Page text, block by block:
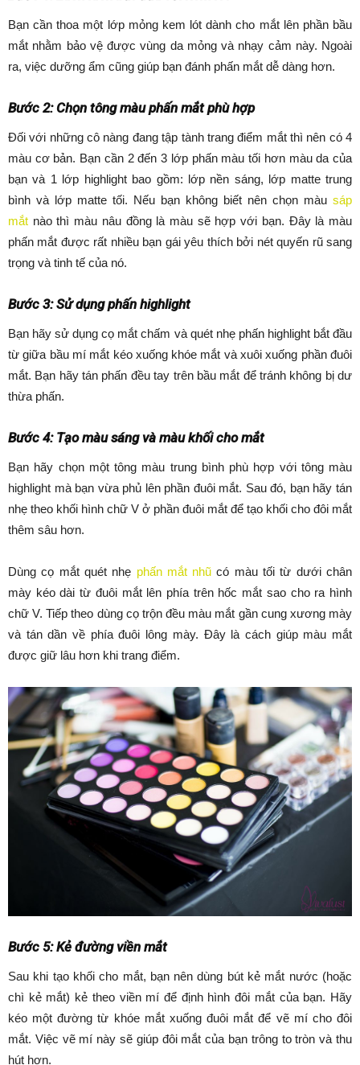
Bạn cần thoa một lớp mỏng kem lót dành cho mắt lên phần bầu
mắt nhằm bảo vệ được vùng da mỏng và nhạy cảm này. Ngoài
ra, việc dưỡng ẩm cũng giúp bạn đánh phấn mắt dễ dàng hơn.
Bước 2: Chọn tông màu phấn mắt phù hợp
Đối với những cô nàng đang tập tành trang điểm mắt thì nên có 4
màu cơ bản. Bạn cần 2 đến 3 lớp phấn màu tối hơn màu da của
bạn và 1 lớp highlight bao gồm: lớp nền sáng, lớp matte trung
bình và lớp matte tối. Nếu bạn không biết nên chọn màu sáp
mắt nào thì màu nâu đồng là màu sẽ hợp với bạn. Đây là màu
phấn mắt được rất nhiều bạn gái yêu thích bởi nét quyến rũ sang
trọng và tinh tế của nó.
Bước 3: Sử dụng phấn highlight
Bạn hãy sử dụng cọ mắt chấm và quét nhẹ phấn highlight bắt đầu
từ giữa bầu mí mắt kéo xuống khóe mắt và xuôi xuống phần đuôi
mắt. Bạn hãy tán phấn đều tay trên bầu mắt để tránh không bị dư
thừa phấn.
Bước 4: Tạo màu sáng và màu khối cho mắt
Bạn hãy chọn một tông màu trung bình phù hợp với tông màu
highlight mà bạn vừa phủ lên phần đuôi mắt. Sau đó, bạn hãy tán
nhẹ theo khối hình chữ V ở phần đuôi mắt để tạo khối cho đôi mắt
thêm sâu hơn.
Dùng cọ mắt quét nhẹ phấn mắt nhũ có màu tối từ dưới chân
mày kéo dài từ đuôi mắt lên phía trên hốc mắt sao cho ra hình
chữ V. Tiếp theo dùng cọ trộn đều màu mắt gần cung xương mày
và tán dần về phía đuôi lông mày. Đây là cách giúp màu mắt
được giữ lâu hơn khi trang điểm.
Bước 5: Kẻ đường viền mắt
Sau khi tạo khối cho mắt, bạn nên dùng bút kẻ mắt nước (hoặc
chì kẻ mắt) kẻ theo viền mí để định hình đôi mắt của bạn. Hãy
kéo một đường từ khóe mắt xuống đuôi mắt để vẽ mí cho đôi
mắt. Việc vẽ mí này sẽ giúp đôi mắt của bạn trông to tròn và thu
hút hơn.